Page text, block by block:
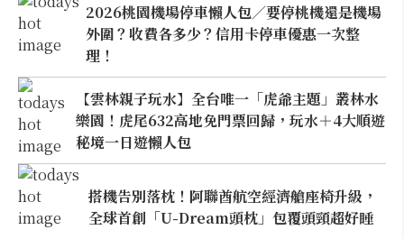
2026桃園機場停車懶人包／要停桃機還是機場
外圍？收費各多少？信用卡停車優惠一次整
理！
【雲林親子玩水】全台唯一「虎爺主題」叢林水
樂園！虎尾632高地免門票回歸，玩水＋4大順遊
秘境一日遊懶人包
搭機告別落枕！阿聯酋航空經濟艙座椅升級，
全球首創「U-Dream頭枕」包覆頭頸超好睡